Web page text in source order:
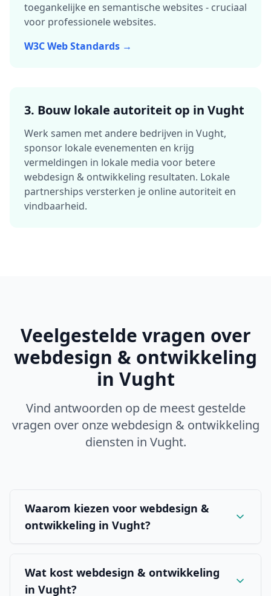
toegankelijke en semantische websites - cruciaal
voor professionele websites.
W3C Web Standards →
3. Bouw lokale autoriteit op in Vught
Werk samen met andere bedrijven in Vught,
sponsor lokale evenementen en krijg
vermeldingen in lokale media voor betere
webdesign & ontwikkeling resultaten. Lokale
partnerships versterken je online autoriteit en
vindbaarheid.
Veelgestelde vragen over
webdesign & ontwikkeling
in Vught
Vind antwoorden op de meest gestelde
vragen over onzewebdesign & ontwikkeling
diensten in Vught.
Waarom kiezen voor webdesign &
ontwikkeling in Vught?
Wat kost webdesign & ontwikkeling
in Vught?